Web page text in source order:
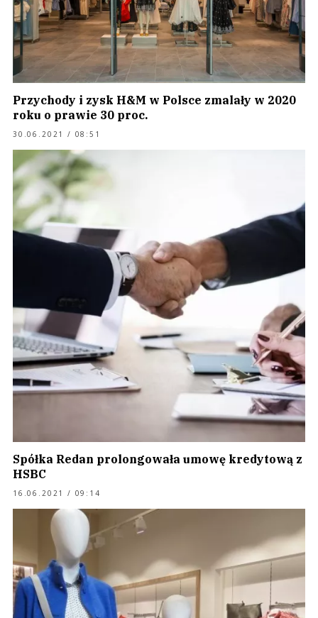
Przychody i zysk H&M w Polsce zmalały w 2020
roku o prawie 30 proc.
30.06.2021 / 08:51
Spółka Redan prolongowała umowę kredytową z
HSBC
16.06.2021 / 09:14